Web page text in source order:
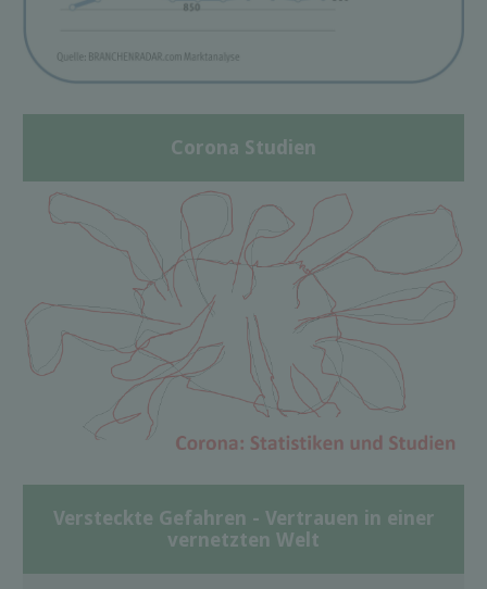
Corona Studien
Versteckte Gefahren - Vertrauen in einer
vernetzten Welt